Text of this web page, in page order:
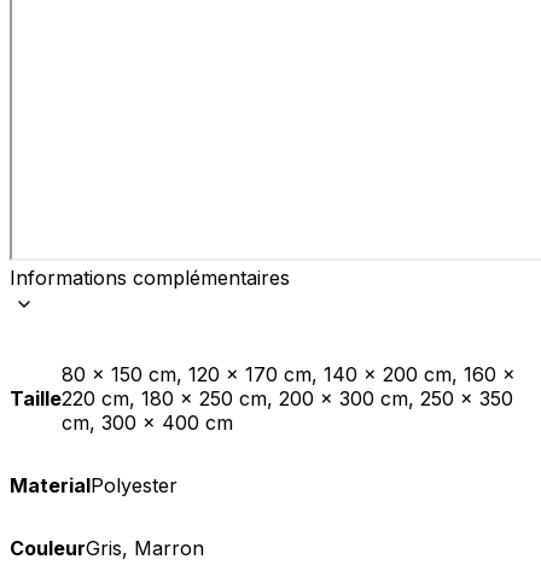
Informations complémentaires
Taille
80 x 150 cm, 120 x 170 cm, 140 x 200 cm, 160 x
220 cm, 180 x 250 cm, 200 x 300 cm, 250 x 350
cm, 300 x 400 cm
MaterialPolyester
CouleurGris, Marron